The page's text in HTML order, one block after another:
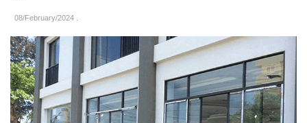
08/February/2024